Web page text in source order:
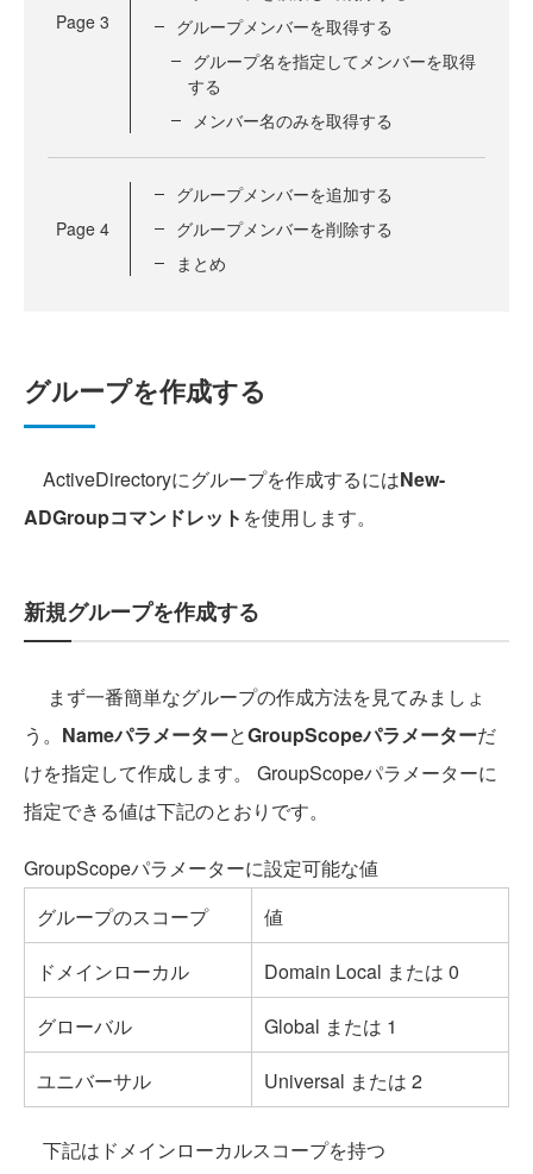
Page 3
グループメンバーを取得する
グループ名を指定してメンバーを取得
する
メンバー名のみを取得する
Page 4
グループメンバーを追加する
グループメンバーを削除する
まとめ
グループを作成する
ActiveDirectoryにグループを作成するにはNew-
ADGroupコマンドレット を使用します。
新規グループを作成する
まず一番簡単なグループの作成方法を見てみましょ
う。 NameパラメーターとGroupScopeパラメーターだ
けを指定して作成します。 GroupScopeパラメーターに
指定できる値は下記のとおりです。
GroupScopeパラメーターに設定可能な値
グループのスコープ
値
ドメインローカル
Domain Local または 0
グローバル
Global または 1
ユニバーサル
Universal または 2
下記はドメインローカルスコープを持つ